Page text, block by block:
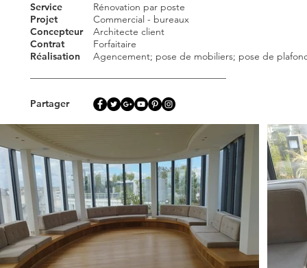
Service
Projet
Concepteur
Contrat
Réalisation
Rénovation par poste
Commercial - bureaux
Architecte client
Forfaitaire
Agencement; pose de mobiliers; pose de
Partager